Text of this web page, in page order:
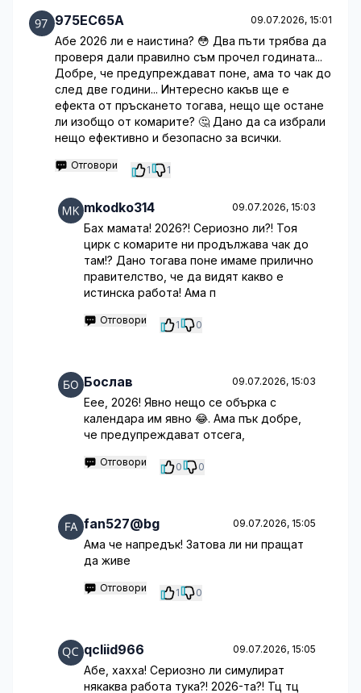
975EC65A 09.07.2026, 15:01
Абе 2026 ли е наистина? 😳 Два пъти трябва да
проверя дали правилно съм прочел годината...
Добре, че предупреждават поне, ама то чак до
след две години... Интересно какъв ще е
ефекта от пръскането тогава, нещо ще остане
ли изобщо от комарите? 🤔 Дано да са избрали
нещо ефективно и безопасно за всички.
Отговори 1 1
mkodko314 09.07.2026, 15:03
Бах мамата! 2026?! Сериозно ли?! Тоя
цирк с комарите ни продължава чак до
там!? Дано тогава поне имаме прилично
правителство, че да видят какво е
истинска работа! Ама п
Отговори 1 0
Бослав 09.07.2026, 15:03
Еее, 2026! Явно нещо се обърка с
календара им явно 😂. Ама пък добре,
че предупреждават отсега,
Отговори 0 0
fan527@bg 09.07.2026, 15:05
Ама че напредък! Затова ли ни пращат
да живе
Отговори 1 0
qcliid966 09.07.2026, 15:05
Абе, хахха! Сериозно ли симулират
някаква работа тука?! 2026-та?! Тц тц